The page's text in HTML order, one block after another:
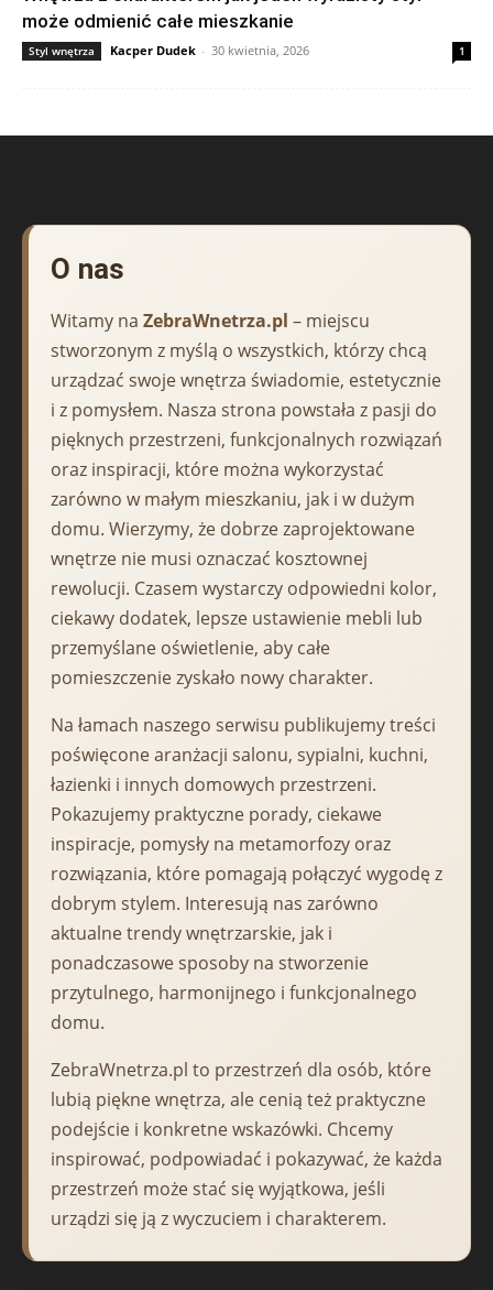
może odmienić całe mieszkanie
Styl wnętrza Kacper Dudek - 30 kwietnia, 2026 1
O nas
Witamy na ZebraWnetrza.pl – miejscu
stworzonym z myślą o wszystkich, którzy chcą
urządzać swoje wnętrza świadomie, estetycznie
i z pomysłem. Nasza strona powstała z pasji do
pięknych przestrzeni, funkcjonalnych rozwiązań
oraz inspiracji, które można wykorzystać
zarówno w małym mieszkaniu, jak i w dużym
domu. Wierzymy, że dobrze zaprojektowane
wnętrze nie musi oznaczać kosztownej
rewolucji. Czasem wystarczy odpowiedni kolor,
ciekawy dodatek, lepsze ustawienie mebli lub
przemyślane oświetlenie, aby całe
pomieszczenie zyskało nowy charakter.
Na łamach naszego serwisu publikujemy treści
poświęcone aranżacji salonu, sypialni, kuchni,
łazienki i innych domowych przestrzeni.
Pokazujemy praktyczne porady, ciekawe
inspiracje, pomysły na metamorfozy oraz
rozwiązania, które pomagają połączyć wygodę z
dobrym stylem. Interesują nas zarówno
aktualne trendy wnętrzarskie, jak i
ponadczasowe sposoby na stworzenie
przytulnego, harmonijnego i funkcjonalnego
domu.
ZebraWnetrza.pl to przestrzeń dla osób, które
lubią piękne wnętrza, ale cenią też praktyczne
podejście i konkretne wskazówki. Chcemy
inspirować, podpowiadać i pokazywać, że każda
przestrzeń może stać się wyjątkowa, jeśli
urządzi się ją z wyczuciem i charakterem.